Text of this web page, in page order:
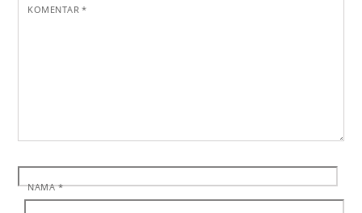
KOMENTAR*
NAMA*